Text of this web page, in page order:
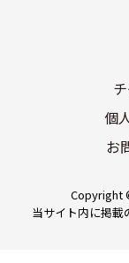
個
お
Copyright
当サイト内に掲載